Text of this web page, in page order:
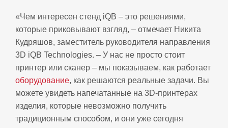
«Чем интересен стенд iQB – это решениями,
которые приковывают взгляд, – отмечает Никита
Кудряшов, заместитель руководителя направления
3D iQB Technologies. – У нас не просто стоит
принтер или сканер – мы показываем, как работает
оборудование, как решаются реальные задачи. Вы
можете увидеть напечатанные на 3D-принтерах
изделия, которые невозможно получить
традиционным способом, и они уже сегодня